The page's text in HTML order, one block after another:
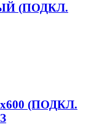
(ПОДКЛ.
(ПОДКЛ.